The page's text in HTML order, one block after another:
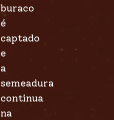
buraco
é
captado
e
a
semeadura
continua
na